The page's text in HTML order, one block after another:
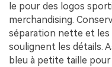
le pour des logos
merchandising.
séparation nette et les
soulignent les détails.
bleu à petite taille